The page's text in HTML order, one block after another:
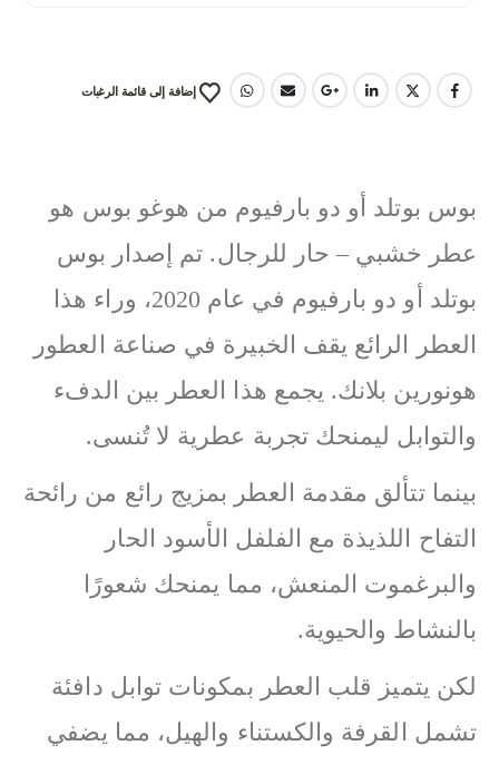
إضافة إلى قائمة الرغبات
بوس بوتلد أو دو بارفيوم من هوغو بوس هو
عطر خشبي – حار للرجال. تم إصدار بوس
بوتلد أو دو بارفيوم في عام 2020، وراء هذا
العطر الرائع يقف الخبيرة في صناعة العطور
هونورين بلانك. يجمع هذا العطر بين الدفء
والتوابل ليمنحك تجربة عطرية لا تُنسى.
بينما تتألق مقدمة العطر بمزيج رائع من رائحة
التفاح اللذيذة مع الفلفل الأسود الحار
والبرغموت المنعش، مما يمنحك شعورًا
بالنشاط والحيوية.
لكن يتميز قلب العطر بمكونات توابل دافئة
تشمل القرفة والكستناء والهيل، مما يضفي